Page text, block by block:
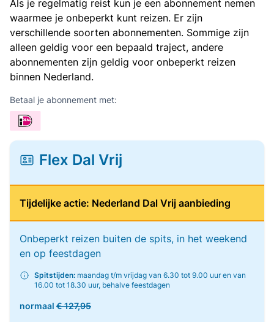
Als je regelmatig reist kun je een abonnement nemen
waarmee je onbeperkt kunt reizen. Er zijn
verschillende soorten abonnementen. Sommige zijn
alleen geldig voor een bepaald traject, andere
abonnementen zijn geldig voor onbeperkt reizen
binnen Nederland.
Betaal je abonnement met:
Flex Dal Vrij
Tijdelijke actie: Nederland Dal Vrij aanbieding
Onbeperkt reizen buiten de spits, in het weekend
en op feestdagen
Spitstijden: maandag t/m vrijdag van 6.30 tot 9.00 uur en van
16.00 tot 18.30 uur, behalve feestdagen
normaal € 127,95